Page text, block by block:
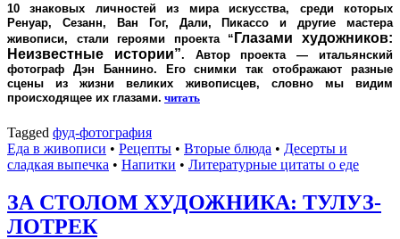
10 знаковых личностей из мира искусства, среди которых
Ренуар, Сезанн, Ван Гог, Дали, Пикассо и другие мастера
живописи, стали героями проекта “ Глазами художников:
Неизвестные истории”. Автор проекта — итальянский
фотограф Дэн Баннино. Его снимки так отображают разные
сцены из жизни великих живописцев, словно мы видим
происходящее их глазами. читать
Tagged фуд-фотография
Еда в живописи • Рецепты • Вторые блюда • Десерты и
сладкая выпечка • Напитки • Литературные цитаты o еде
ЗА СТОЛОМ ХУДОЖНИКА: ТУЛУЗ-
ЛОТРЕК